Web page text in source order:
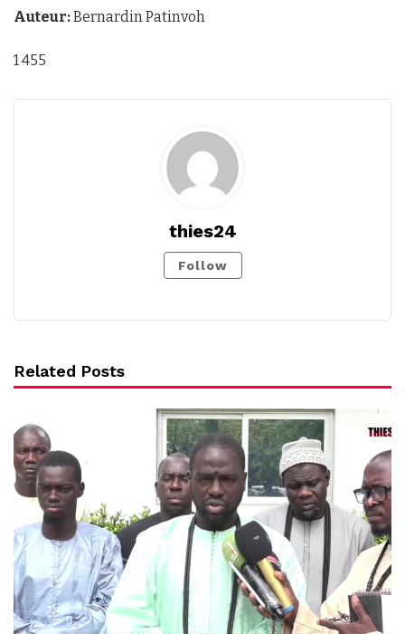
Auteur:Bernardin Patinvoh
1 455
thies24
Follow
Related Posts